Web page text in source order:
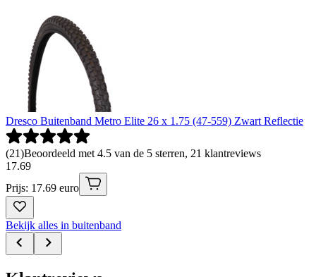
Dresco Buitenband Metro Elite 26 x 1.75 (47-559) Zwart Reflectie
(21)Beoordeeld met 4.5 van de 5 sterren, 21 klantreviews
17.69
Prijs: 17.69 euro
Bekijk alles in buitenband